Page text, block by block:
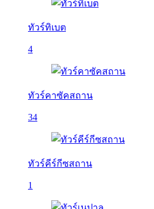
ทัวร์ทิเบต
4
ทัวร์คาซัคสถาน
34
ทัวร์คีร์กีซสถาน
1